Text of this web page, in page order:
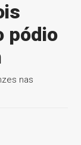
pódio
nas